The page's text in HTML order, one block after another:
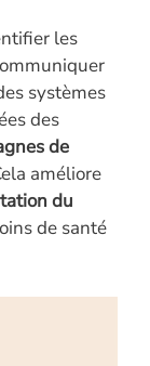
les
systèmes
des
de
améliore
du
de santé